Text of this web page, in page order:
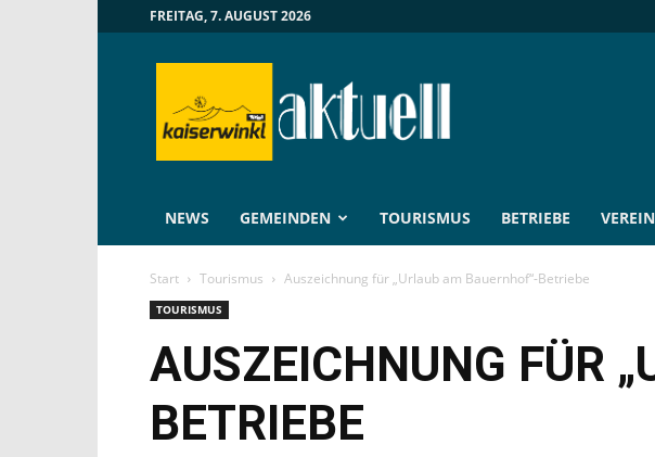
FREITAG, 7. AUGUST 2026
Aktuell
NEWS GEMEINDEN TOURISMUS BETRIEBE
Start Tourismus Auszeichnung für „Urlaub am Bauernhof“-Betriebe
TOURISMUS
AUSZEICHNUNG FÜR
BETRIEBE